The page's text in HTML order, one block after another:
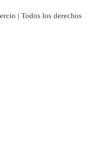
| Todos los derechos